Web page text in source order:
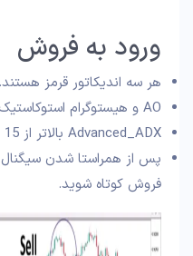
ورود به فروش
هر سه اندیکاتور قرمز هستند.
AO و هیستوگرام استوکاستیک پایین تر از صفر هستند.
Advanced_ADX بالاتر از 15 است.
پس از همراستا شدن سیگنال
فروش کوتاه شوید.